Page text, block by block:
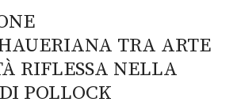
TRA ARTE
RIFLESSA NELLA
POLLOCK